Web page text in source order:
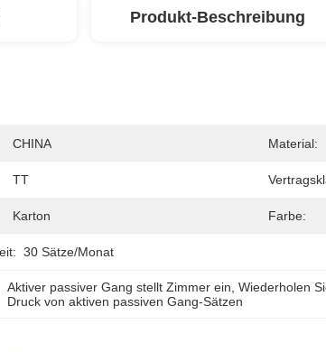
Produkt-Beschreibung
CHINA Material:
TT
Karton Farbe:
30 Sätze/Monat
Aktiver passiver Gang stellt Zimmer ein , Wiederholen
Druck von aktiven passiven Gang-Sätzen